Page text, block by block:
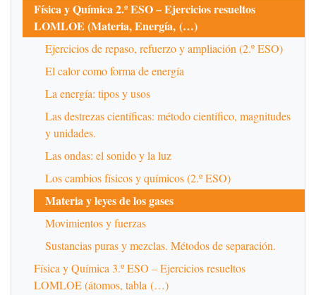
Física y Química 2.º ESO – Ejercicios resueltos
LOMLOE (Materia, Energía, (…)
Ejercicios de repaso, refuerzo y ampliación (2.º ESO)
El calor como forma de energía
La energía: tipos y usos
Las destrezas científicas: método científico, magnitudes
y unidades.
Las ondas: el sonido y la luz
Los cambios físicos y químicos (2.º ESO)
Materia y leyes de los gases
Movimientos y fuerzas
Sustancias puras y mezclas. Métodos de separación.
Física y Química 3.º ESO – Ejercicios resueltos
LOMLOE (átomos, tabla (…)